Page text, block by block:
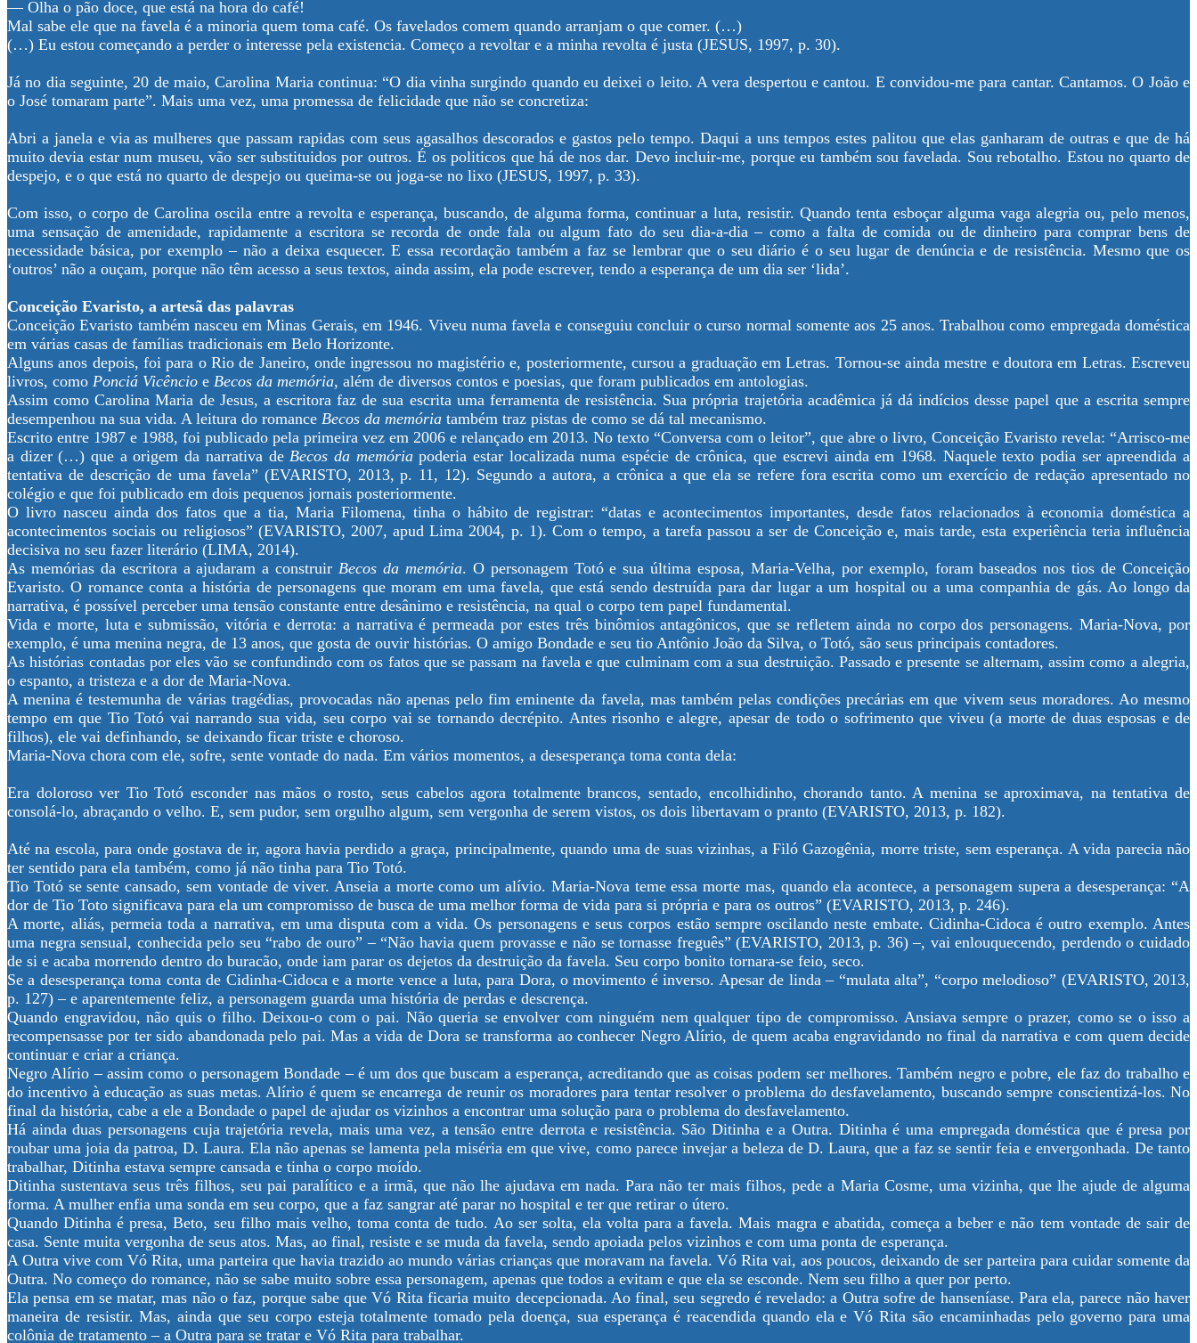
— Olha o pão doce, que está na hora do café!
Mal sabe ele que na favela é a minoria quem toma café. Os favelados comem quando arranjam o que comer. (…)
(…) Eu estou começando a perder o interesse pela existencia. Começo a revoltar e a minha revolta é justa (JESUS, 1997, p. 30).
Já no dia seguinte, 20 de maio, Carolina Maria continua: “O dia vinha surgindo quando eu deixei o leito. A vera despertou e cantou. E convidou-me para cantar. Cantamos. O João e
o José tomaram parte”. Mais uma vez, uma promessa de felicidade que não se concretiza:
Abri a janela e via as mulheres que passam rapidas com seus agasalhos descorados e gastos pelo tempo. Daqui a uns tempos estes palitou que elas ganharam de outras e que de há
muito devia estar num museu, vão ser substituidos por outros. É os politicos que há de nos dar. Devo incluir-me, porque eu também sou favelada. Sou rebotalho. Estou no quarto de
despejo, e o que está no quarto de despejo ou queima-se ou joga-se no lixo (JESUS, 1997, p. 33).
Com isso, o corpo de Carolina oscila entre a revolta e esperança, buscando, de alguma forma, continuar a luta, resistir. Quando tenta esboçar alguma vaga alegria ou, pelo menos,
uma sensação de amenidade, rapidamente a escritora se recorda de onde fala ou algum fato do seu dia-a-dia – como a falta de comida ou de dinheiro para comprar bens de
necessidade básica, por exemplo – não a deixa esquecer. E essa recordação também a faz se lembrar que o seu diário é o seu lugar de denúncia e de resistência. Mesmo que os
‘outros’ não a ouçam, porque não têm acesso a seus textos, ainda assim, ela pode escrever, tendo a esperança de um dia ser ‘lida’.
Conceição Evaristo, a artesã das palavras
Conceição Evaristo também nasceu em Minas Gerais, em 1946. Viveu numa favela e conseguiu concluir o curso normal somente aos 25 anos. Trabalhou como empregada doméstica
em várias casas de famílias tradicionais em Belo Horizonte.
Alguns anos depois, foi para o Rio de Janeiro, onde ingressou no magistério e, posteriormente, cursou a graduação em Letras. Tornou-se ainda mestre e doutora em Letras. Escreveu
livros, como Ponciá Vicêncio e Becos da memória, além de diversos contos e poesias, que foram publicados em antologias.
Assim como Carolina Maria de Jesus, a escritora faz de sua escrita uma ferramenta de resistência. Sua própria trajetória acadêmica já dá indícios desse papel que a escrita sempre
desempenhou na sua vida. A leitura do romance Becos da memória também traz pistas de como se dá tal mecanismo.
Escrito entre 1987 e 1988, foi publicado pela primeira vez em 2006 e relançado em 2013. No texto “Conversa com o leitor”, que abre o livro, Conceição Evaristo revela: “Arrisco-me
a dizer (…) que a origem da narrativa deBecos da memóriapoderia estar localizada numa espécie de crônica, que escrevi ainda em 1968. Naquele texto podia ser apreendida a
tentativa de descrição de uma favela” (EVARISTO, 2013, p. 11, 12). Segundo a autora, a crônica a que ela se refere fora escrita como um exercício de redação apresentado no
colégio e que foi publicado em dois pequenos jornais posteriormente.
O livro nasceu ainda dos fatos que a tia, Maria Filomena, tinha o hábito de registrar: “datas e acontecimentos importantes, desde fatos relacionados à economia doméstica a
acontecimentos sociais ou religiosos” (EVARISTO, 2007, apud Lima 2004, p. 1). Com o tempo, a tarefa passou a ser de Conceição e, mais tarde, esta experiência teria influência
decisiva no seu fazer literário (LIMA, 2014).
As memórias da escritora a ajudaram a construirBecos da memória. O personagem Totó e sua última esposa, Maria-Velha, por exemplo, foram baseados nos tios de Conceição
Evaristo. O romance conta a história de personagens que moram em uma favela, que está sendo destruída para dar lugar a um hospital ou a uma companhia de gás. Ao longo da
narrativa, é possível perceber uma tensão constante entre desânimo e resistência, na qual o corpo tem papel fundamental.
Vida e morte, luta e submissão, vitória e derrota: a narrativa é permeada por estes três binômios antagônicos, que se refletem ainda no corpo dos personagens. Maria-Nova, por
exemplo, é uma menina negra, de 13 anos, que gosta de ouvir histórias. O amigo Bondade e seu tio Antônio João da Silva, o Totó, são seus principais contadores.
As histórias contadas por eles vão se confundindo com os fatos que se passam na favela e que culminam com a sua destruição. Passado e presente se alternam, assim como a alegria,
o espanto, a tristeza e a dor de Maria-Nova.
A menina é testemunha de várias tragédias, provocadas não apenas pelo fim eminente da favela, mas também pelas condições precárias em que vivem seus moradores. Ao mesmo
tempo em que Tio Totó vai narrando sua vida, seu corpo vai se tornando decrépito. Antes risonho e alegre, apesar de todo o sofrimento que viveu (a morte de duas esposas e de
filhos), ele vai definhando, se deixando ficar triste e choroso.
Maria-Nova chora com ele, sofre, sente vontade do nada. Em vários momentos, a desesperança toma conta dela:
Era doloroso ver Tio Totó esconder nas mãos o rosto, seus cabelos agora totalmente brancos, sentado, encolhidinho, chorando tanto. A menina se aproximava, na tentativa de
consolá-lo, abraçando o velho. E, sem pudor, sem orgulho algum, sem vergonha de serem vistos, os dois libertavam o pranto (EVARISTO, 2013, p. 182).
Até na escola, para onde gostava de ir, agora havia perdido a graça, principalmente, quando uma de suas vizinhas, a Filó Gazogênia, morre triste, sem esperança. A vida parecia não
ter sentido para ela também, como já não tinha para Tio Totó.
Tio Totó se sente cansado, sem vontade de viver. Anseia a morte como um alívio. Maria-Nova teme essa morte mas, quando ela acontece, a personagem supera a desesperança: “A
dor de Tio Toto significava para ela um compromisso de busca de uma melhor forma de vida para si própria e para os outros” (EVARISTO, 2013, p. 246).
A morte, aliás, permeia toda a narrativa, em uma disputa com a vida. Os personagens e seus corpos estão sempre oscilando neste embate. Cidinha-Cidoca é outro exemplo. Antes
uma negra sensual, conhecida pelo seu “rabo de ouro” – “Não havia quem provasse e não se tornasse freguês” (EVARISTO, 2013, p. 36) –, vai enlouquecendo, perdendo o cuidado
de si e acaba morrendo dentro do buracão, onde iam parar os dejetos da destruição da favela. Seu corpo bonito tornara-se feio, seco.
Se a desesperança toma conta de Cidinha-Cidoca e a morte vence a luta, para Dora, o movimento é inverso. Apesar de linda – “mulata alta”, “corpo melodioso” (EVARISTO, 2013,
p. 127) – e aparentemente feliz, a personagem guarda uma história de perdas e descrença.
Quando engravidou, não quis o filho. Deixou-o com o pai. Não queria se envolver com ninguém nem qualquer tipo de compromisso. Ansiava sempre o prazer, como se o isso a
recompensasse por ter sido abandonada pelo pai. Mas a vida de Dora se transforma ao conhecer Negro Alírio, de quem acaba engravidando no final da narrativa e com quem decide
continuar e criar a criança.
Negro Alírio – assim como o personagem Bondade – é um dos que buscam a esperança, acreditando que as coisas podem ser melhores. Também negro e pobre, ele faz do trabalho e
do incentivo à educação as suas metas. Alírio é quem se encarrega de reunir os moradores para tentar resolver o problema do desfavelamento, buscando sempre conscientizá-los. No
final da história, cabe a ele a Bondade o papel de ajudar os vizinhos a encontrar uma solução para o problema do desfavelamento.
Há ainda duas personagens cuja trajetória revela, mais uma vez, a tensão entre derrota e resistência. São Ditinha e a Outra. Ditinha é uma empregada doméstica que é presa por
roubar uma joia da patroa, D. Laura. Ela não apenas se lamenta pela miséria em que vive, como parece invejar a beleza de D. Laura, que a faz se sentir feia e envergonhada. De tanto
trabalhar, Ditinha estava sempre cansada e tinha o corpo moído.
Ditinha sustentava seus três filhos, seu pai paralítico e a irmã, que não lhe ajudava em nada. Para não ter mais filhos, pede a Maria Cosme, uma vizinha, que lhe ajude de alguma
forma. A mulher enfia uma sonda em seu corpo, que a faz sangrar até parar no hospital e ter que retirar o útero.
Quando Ditinha é presa, Beto, seu filho mais velho, toma conta de tudo. Ao ser solta, ela volta para a favela. Mais magra e abatida, começa a beber e não tem vontade de sair de
casa. Sente muita vergonha de seus atos. Mas, ao final, resiste e se muda da favela, sendo apoiada pelos vizinhos e com uma ponta de esperança.
A Outra vive com Vó Rita, uma parteira que havia trazido ao mundo várias crianças que moravam na favela. Vó Rita vai, aos poucos, deixando de ser parteira para cuidar somente da
Outra. No começo do romance, não se sabe muito sobre essa personagem, apenas que todos a evitam e que ela se esconde. Nem seu filho a quer por perto.
Ela pensa em se matar, mas não o faz, porque sabe que Vó Rita ficaria muito decepcionada. Ao final, seu segredo é revelado: a Outra sofre de hanseníase. Para ela, parece não haver
maneira de resistir. Mas, ainda que seu corpo esteja totalmente tomado pela doença, sua esperança é reacendida quando ela e Vó Rita são encaminhadas pelo governo para uma
colônia de tratamento – a Outra para se tratar e Vó Rita para trabalhar.